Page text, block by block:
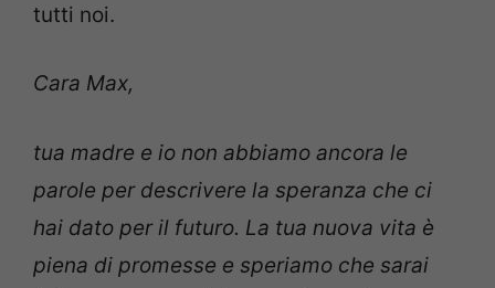
tutti noi.
Cara Max,
tua madre e io non abbiamo ancora le
parole per descrivere la speranza che ci
hai dato per il futuro. La tua nuova vita è
piena di promesse e speriamo che sarai